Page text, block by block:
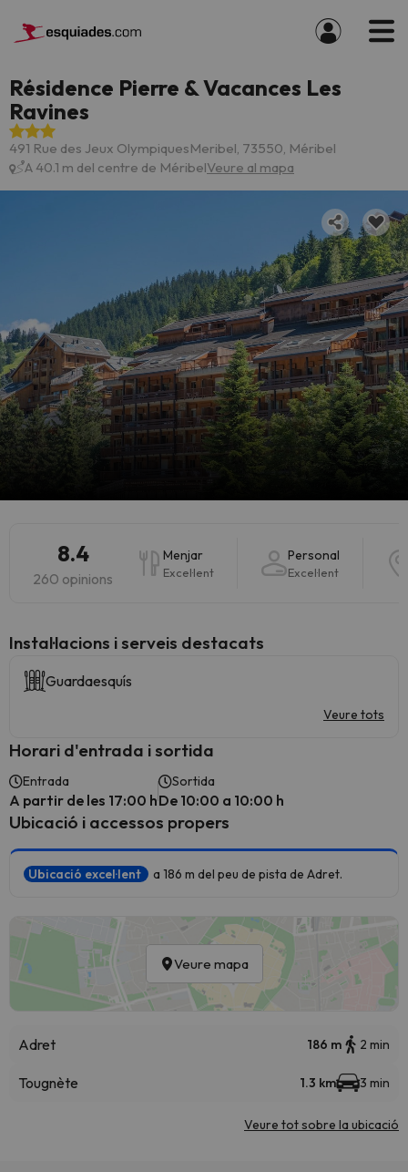
Résidence Pierre & Vacances Les
Ravines
491 Rue des Jeux OlympiquesMeribel, 73550, Méribel
A 40.1 m del centre de MéribelVeure al mapa
8.4
260 opinions
Menjar
Excel·lent
Personal
Excel·lent
Instal·lacions i serveis destacats
Guardaesquís
Veure tots
Horari d'entrada i sortida
Entrada
A partir de les 17:00 h
Sortida
De 10:00 a 10:00 h
Ubicació i accessos propers
Ubicació excel·lent a 186 m del peu de pista de Adret.
Veure mapa
Adret 186 m 2 min
Tougnète 1.3 km 3 min
Veure tot sobre la ubicació